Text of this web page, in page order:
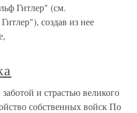
Гитлер" (см.
создав из нее
и страстью великого
собственных войск По